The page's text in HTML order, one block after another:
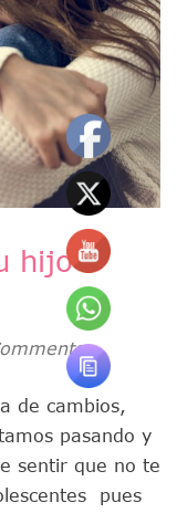
hijo
de cambios,
pasando y
sentir que no te
pues